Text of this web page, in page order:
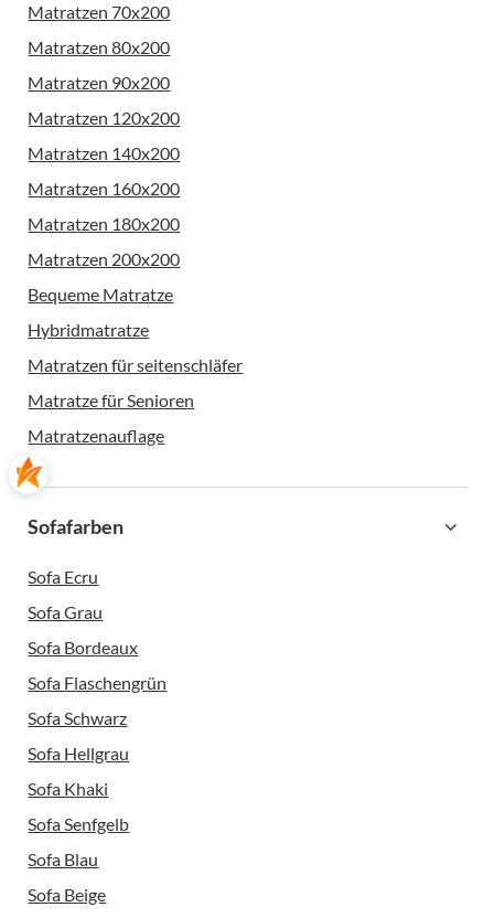
Matratzen 70x200
Matratzen 80x200
Matratzen 90x200
Matratzen 120x200
Matratzen 140x200
Matratzen 160x200
Matratzen 180x200
Matratzen 200x200
Bequeme Matratze
Hybridmatratze
Matratzen für seitenschläfer
Matratze für Senioren
Matratzenauflage
Sofafarben
Sofa Ecru
Sofa Grau
Sofa Bordeaux
Sofa Flaschengrün
Sofa Schwarz
Sofa Hellgrau
Sofa Khaki
Sofa Senfgelb
Sofa Blau
Sofa Beige